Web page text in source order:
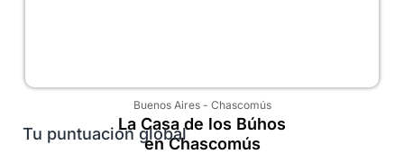
Buenos Aires- Chascomús
La Casa de los Búhos
en Chascomús
Tu puntuación global